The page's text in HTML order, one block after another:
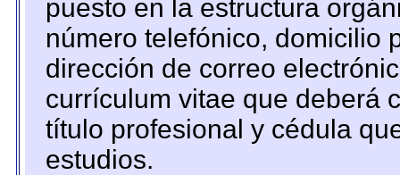
puesto en la estructura
número telefónico, domicilio
dirección de correo
currículum vitae que deberá
título profesional y cédula
estudios.